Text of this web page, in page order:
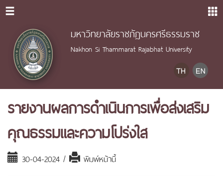
มหาวิทยาลัยราชภัฏนครศรีธรรมราช
Nakhon Si Thammarat Rajabhat University
รายงานผลการดำเนินการเพื่อส่งเสริม
คุณธรรมและความโปร่งใส
30-04-2024 / พิมพ์หน้านี้